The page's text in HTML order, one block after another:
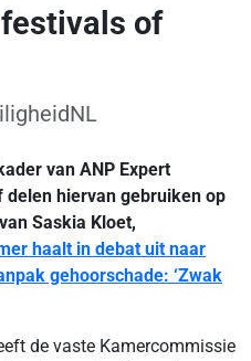
of
van ANP Expert
hiervan gebruiken op
Saskia Kloet,
haalt in debat uit naar
gehoorschade: ‘Zwak
de vaste Kamercommissie